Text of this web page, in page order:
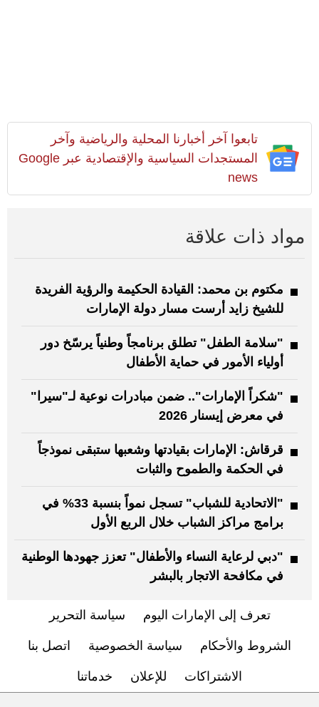
تابعوا آخر أخبارنا المحلية والرياضية وآخر
المستجدات السياسية والإقتصادية عبر Google
news
مواد ذات علاقة
مكتوم بن محمد: القيادة الحكيمة والرؤية الفريدة
للشيخ زايد أرست مسار دولة الإمارات
"سلامة الطفل" تطلق برنامجاً وطنياً يرسّخ دور
أولياء الأمور في حماية الأطفال
"شكراً الإمارات".. ضمن مبادرات نوعية لـ"سيرا"
في معرض إيسنار 2026
قرقاش: الإمارات بقيادتها وشعبها ستبقى نموذجاً
في الحكمة والطموح والثبات
"الاتحادية للشباب" تسجل نمواً بنسبة 33% في
برامج مراكز الشباب خلال الربع الأول
"دبي لرعاية النساء والأطفال" تعزز جهودها الوطنية
في مكافحة الاتجار بالبشر
تعرف إلى الإمارات اليوم سياسة التحرير
الشروط والأحكام سياسة الخصوصية اتصل بنا
الاشتراكات للإعلان خدماتنا